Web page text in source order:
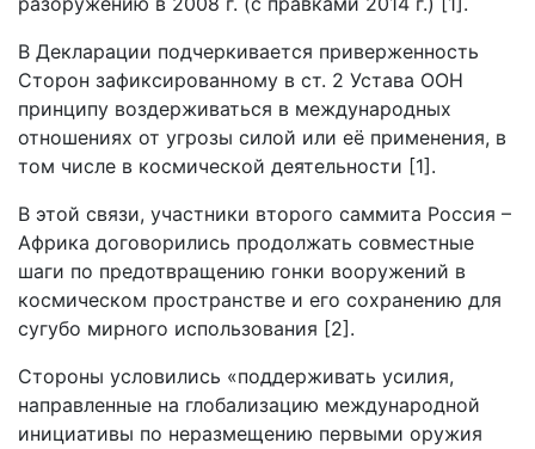
В Декларации подчеркивается приверженность
Сторон зафиксированному в ст. 2 Устава ООН
принципу воздерживаться в международных
отношениях от угрозы силой или её применения, в
том числе в космической деятельности [1].
В этой связи, участники второго саммита Россия –
Африка договорились продолжать совместные
шаги по предотвращению гонки вооружений в
космическом пространстве и его сохранению для
сугубо мирного использования [2].
Стороны условились «поддерживать усилия,
направленные на глобализацию международной
инициативы по неразмещению первыми оружия